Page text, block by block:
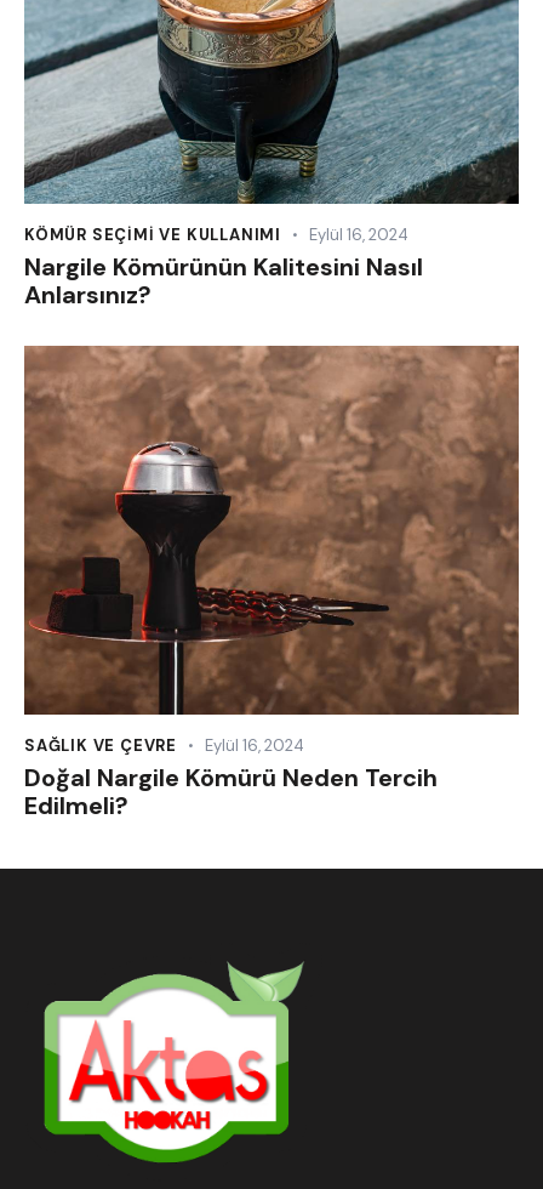
KÖMÜR SEÇIMI VE KULLANIMI Eylül 16, 2024
Nargile Kömürünün Kalitesini Nasıl
Anlarsınız?
SAĞLIK VE ÇEVRE Eylül 16, 2024
Doğal Nargile Kömürü Neden Tercih
Edilmeli?